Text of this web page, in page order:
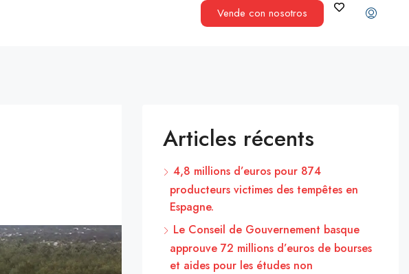
Vende con nosotros
Articles récents
4,8 millions d’euros pour 874
producteurs victimes des tempêtes en
Espagne.
Le Conseil de Gouvernement basque
approuve 72 millions d’euros de bourses
et aides pour les études non